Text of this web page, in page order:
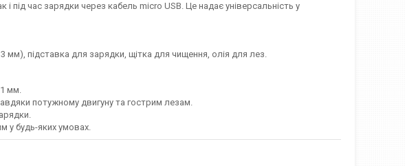
час зарядки через кабель micro USB. Це надає універсальність у
підставка для зарядки, щітка для чищення, олія для лез.
мм.
потужному двигуну та гострим лезам.
у будь-яких умовах.